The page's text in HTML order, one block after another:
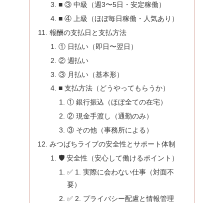
■ ③ 中級（週3〜5日・安定稼働）
■ ④ 上級（ほぼ毎日稼働・人気あり）
報酬の支払日と支払方法
① 日払い（即日〜翌日）
② 週払い
③ 月払い（基本形）
■ 支払方法（どうやってもらうか）
① 銀行振込（ほぼ全ての在宅）
② 現金手渡し（通勤のみ）
③ その他（事務所による）
みつばちライブの安全性とサポート体制
🛡️ 安全性（安心して働けるポイント）
✅ 1. 実際に会わない仕事（対面不
要）
✅ 2. プライバシー配慮と情報管理